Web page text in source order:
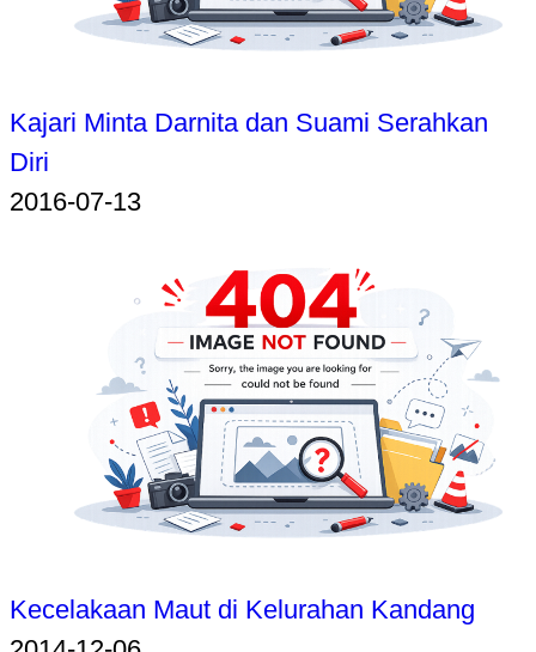
Kajari Minta Darnita dan Suami Serahkan
Diri
2016-07-13
Kecelakaan Maut di Kelurahan Kandang